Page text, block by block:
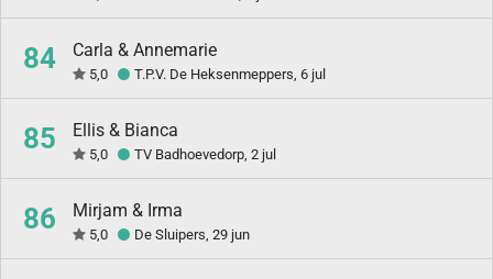
84 Carla & Annemarie
5,0 T.P.V. De Heksenmeppers, 6 jul
85 Ellis & Bianca
5,0 TV Badhoevedorp, 2 jul
86 Mirjam & Irma
5,0 De Sluipers, 29 jun